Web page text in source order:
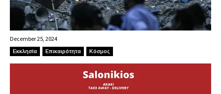
December 25, 2024
Εκκλησία Επικαιρότητα Κόσμος